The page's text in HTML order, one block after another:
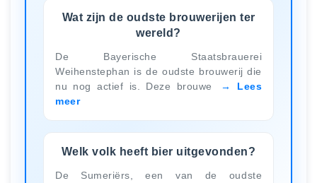
Wat zijn de oudste brouwerijen ter
wereld?
De Bayerische Staatsbrauerei
Weihenstephan is de oudste brouwerij die
nu nog actief is. Deze brouwe
Lees
meer
Welk volk heeft bier uitgevonden?
De Sumeriërs, een van de oudste